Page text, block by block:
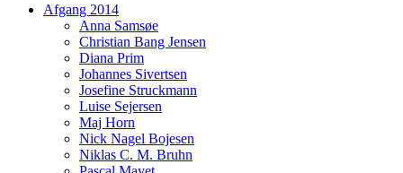
Afgang 2014
Anna Samsøe
Christian Bang Jensen
Diana Prim
Johannes Sivertsen
Josefine Struckmann
Luise Sejersen
Maj Horn
Nick Nagel Bojesen
Niklas C. M. Bruhn